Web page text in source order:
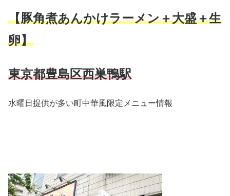
【豚角煮あんかけラーメン＋大盛＋生
卵】
東京都豊島区西巣鴨駅
水曜日提供が多い町中華風限定メニュー情報